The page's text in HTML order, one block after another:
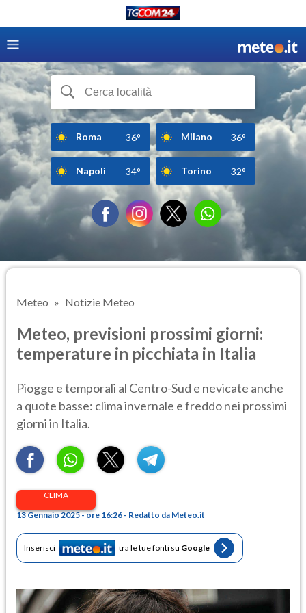
Roma 36° Milano 36°
Napoli 34° Torino 32°
Meteo Notizie Meteo
Meteo, previsioni prossimi giorni:
temperature in picchiata in Italia
Piogge e temporali al Centro-Sud e nevicate anche
a quote basse: clima invernale e freddo nei prossimi
giorni in Italia.
CLIMA
13 Gennaio 2025 - ore 16:26 - Redatto da Meteo.it
Inserisci tra le tue fonti su Google